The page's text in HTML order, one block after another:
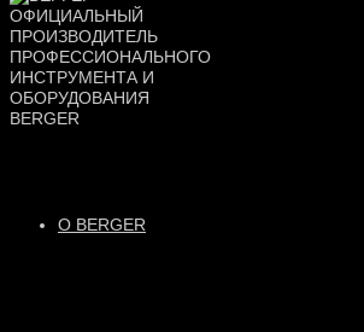
О BERGER